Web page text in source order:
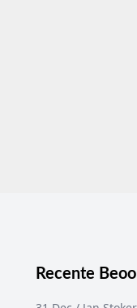
Recente